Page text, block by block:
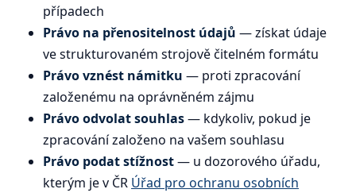
případech
Právo na přenositelnost údajů — získat údaje
ve strukturovaném strojově čitelném formátu
Právo vznést námitku — proti zpracování
založenému na oprávněném zájmu
Právo odvolat souhlas— kdykoliv, pokud je
zpracování založeno na vašem souhlasu
Právo podat stížnost— u dozorového úřadu,
kterým je v ČR Úřad pro ochranu osobních